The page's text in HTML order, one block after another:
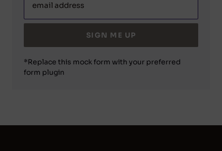
email address
SIGN ME UP
*Replace this mock form with your preferred
form plugin